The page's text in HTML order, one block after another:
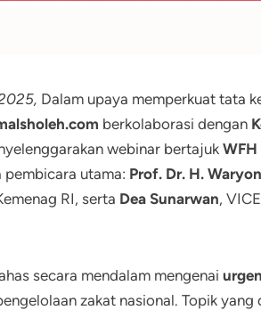
Dalam upaya memperkuat tata
berkolaborasi dengan
webinar bertajuk
pembicara utama: Prof. Dr. H.
RI, serta Dea Sunarwan,
secara mendalam mengenai
zakat nasional. Topik yang